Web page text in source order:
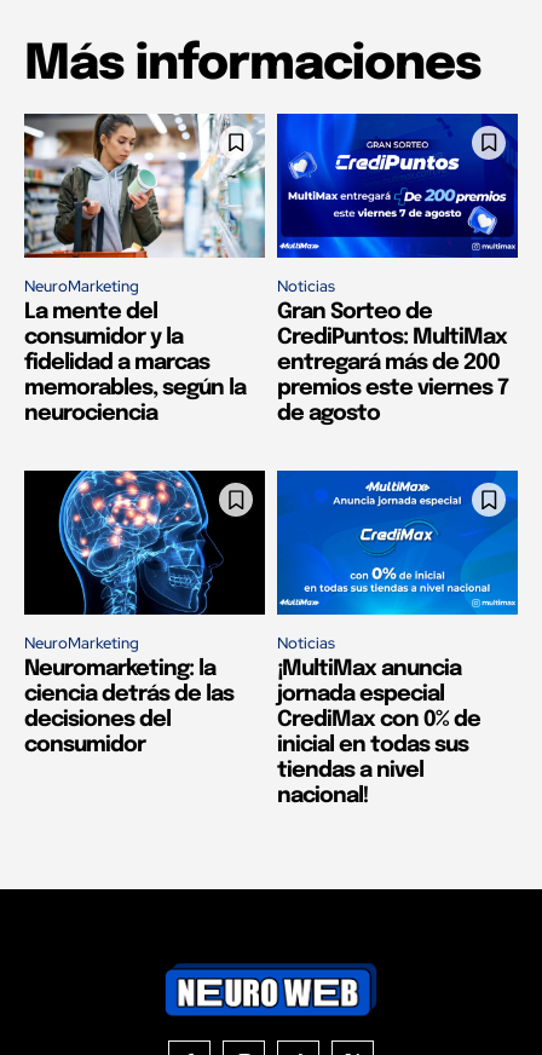
Más informaciones
NeuroMarketing
La mente del
consumidor y la
fidelidad a marcas
memorables, según la
neurociencia
Noticias
Gran Sorteo de
CrediPuntos: MultiMax
entregará más de 200
premios este viernes 7
de agosto
NeuroMarketing
Neuromarketing: la
ciencia detrás de las
decisiones del
consumidor
Noticias
¡MultiMax anuncia
jornada especial
CrediMax con 0% de
inicial en todas sus
tiendas a nivel
nacional!